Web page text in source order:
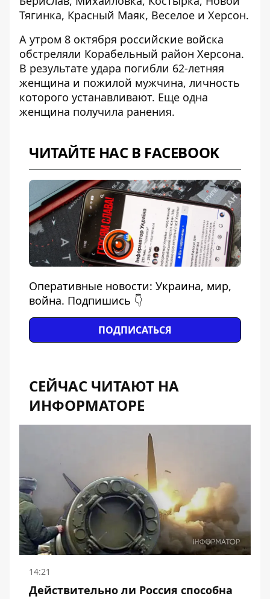
Тягинка, Красный Маяк, Веселое и Херсон.
А утром 8 октября российские войска
обстреляли Корабельный район Херсона.
В результате удара погибли 62-летняя
женщина и пожилой мужчина, личность
которого устанавливают. Еще одна
женщина получила ранения.
ЧИТАЙТЕ НАС В FACEBOOK
Оперативные новости: Украина, мир,
война. Подпишись 👇
ПОДПИСАТЬСЯ
СЕЙЧАС ЧИТАЮТ НА
ИНФОРМАТОРЕ
14:21
Действительно ли Россия способна